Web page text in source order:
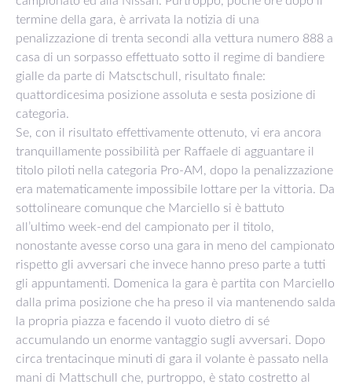
termine della gara, è arrivata la notizia di una
penalizzazione di trenta secondi alla vettura numero 888 a
casa di un sorpasso effettuato sotto il regime di bandiere
gialle da parte di Matsctschull, risultato finale:
quattordicesima posizione assoluta e sesta posizione di
categoria.
Se, con il risultato effettivamente ottenuto, vi era ancora
tranquillamente possibilità per Raffaele di agguantare il
titolo piloti nella categoria Pro-AM, dopo la penalizzazione
era matematicamente impossibile lottare per la vittoria. Da
sottolineare comunque che Marciello si è battuto
all’ultimo week-end del campionato per il titolo,
nonostante avesse corso una gara in meno del campionato
rispetto gli avversari che invece hanno preso parte a tutti
gli appuntamenti. Domenica la gara è partita con Marciello
dalla prima posizione che ha preso il via mantenendo salda
la propria piazza e facendo il vuoto dietro di sé
accumulando un enorme vantaggio sugli avversari. Dopo
circa trentacinque minuti di gara il volante è passato nella
mani di Mattschull che, purtroppo, è stato costretto al